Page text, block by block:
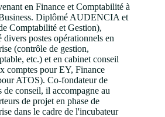
en Finance et Comptabilité à
Diplômé AUDENCIA et
Comptabilité et Gestion),
postes opérationnels en
(contrôle de gestion,
etc.) et en cabinet conseil
comptes pour EY, Finance
ATOS). Co-fondateur de
de conseil, il accompagne au
de projet en phase de
dans le cadre de l'incubateur